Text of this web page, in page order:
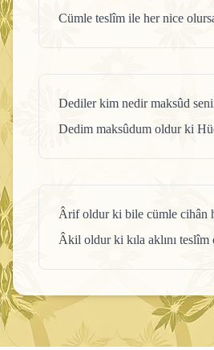
Cümle teslîm ile her nice
Dediler kim nedir maksûd
Dedim maksûdum oldur ki
Ârif oldur ki bile cümle cihân
Âkil oldur ki kıla aklını teslîm